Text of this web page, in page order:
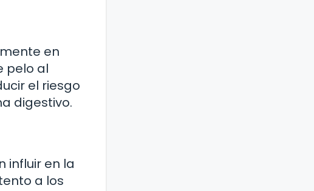
en
pelo al
el riesgo
digestivo.
influir en la
a los